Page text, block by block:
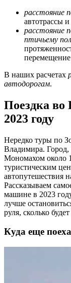
расстояние
автотрассы
расстояние
птичьему
В наших расчетах
автодорогам.
Поездка
2023 году
Нередко туры по
Владимира.
Мономахом около
туристическим
автопутешествия
Рассказываем
машине в 2023
лучше
руля, сколько
Куда еще